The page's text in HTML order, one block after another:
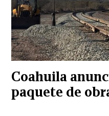
Coahuila
paquete de